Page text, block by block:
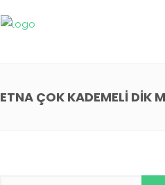
ETNA ÇOK KADEMELI DIK